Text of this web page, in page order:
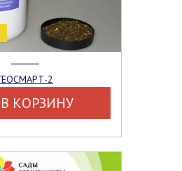
ГЕОСМАРТ-2
В КОРЗИНУ